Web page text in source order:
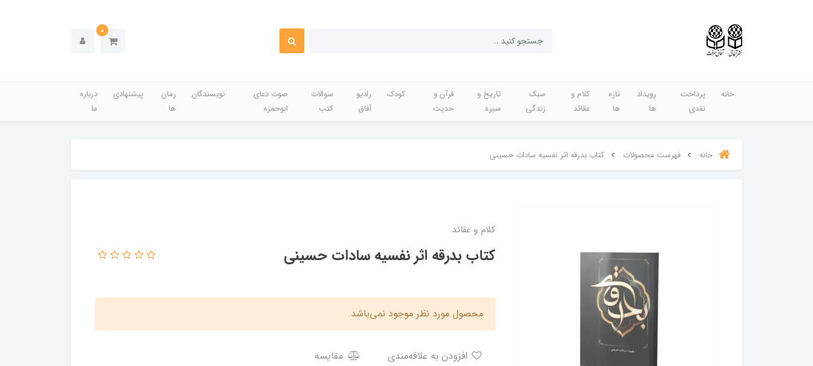
0
خانه
پرداخت
نقدی
رویداد
ها
تازه
ها
کلام و
عقائد
سبک
زندگی
تاریخ و
سیره
قرآن و
حدیث
کودک
رادیو
آفاق
سوالات
کتب
صوت دعای
ابوحمزه
نویسندگان
رمان
ها
پیشنهادی
درباره
ما
خانه فهرست محصولات کتاب بدرقه اثر نفسیه سادات حسینی
کلام و عقائد
کتاب بدرقه اثر نفسیه سادات حسینی
محصول مورد نظر موجود نمی‌باشد.
مقایسه